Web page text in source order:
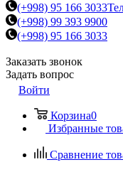
(+998) 95 166 3033
(+998) 99 393 9900
(+998) 95 166 3033
Заказать звонок
Задать вопрос
Войти
Корзина0
Избранные
Сравнение